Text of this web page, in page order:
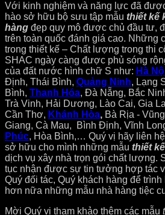
Với kinh nghiệm và năng lực đã
hào sở hữu bộ sưu tập mẫu thiết kế
hàng đẹp quy mô được chủ đầu tư,
trên toàn quốc đánh giá cao. Những
trong thiết kế – Chất lượng trong thi
SHAC ngày càng được phủ sóng
của đất nước hình chữ S như: Hà
Định, Thái Bình, Quảng Ninh, Lạng
Bình, Thanh Hóa, Đà Nẵng, Bắc
Trà Vinh, Hải Dương, Lào Cai, Gia
Cần Thơ, Khánh Hòa, Bà Rịa -
Giang, Cà Mau, Bình Định, Vĩnh
Phúc, Hòa Bình,… Quý vị hãy liên
sở hữu cho mình những mẫu thiết
dịch vụ xây nhà trọn gói chất lượng.
tục nhận được sự tin tưởng hợp tác
Quý đối tác, Quý khách hàng để
hơn nữa những mẫu nhà hàng tiệc
Mời Quý vị tham khảo thêm các mẫu